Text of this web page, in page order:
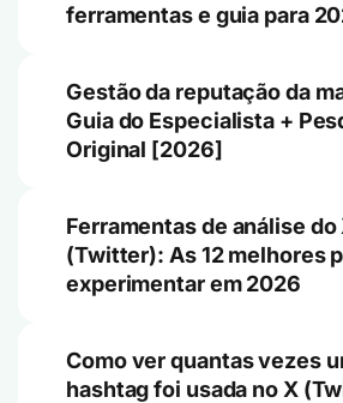
ferramentas e guia para
Gestão da reputação da
Guia do Especialista +
Original [2026]
Ferramentas de análise do
(Twitter): As 12 melhores
experimentar em 2026
Como ver quantas vezes
hashtag foi usada no X